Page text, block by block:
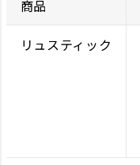
商品
リュスティック